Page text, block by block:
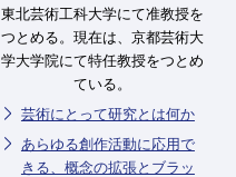
東北芸術工科大学にて准教授を
つとめる。現在は、京都芸術大
学大学院にて特任教授をつとめ
ている。
芸術にとって研究とは何か
あらゆる創作活動に応用で
きる、概念の拡張とブラッ